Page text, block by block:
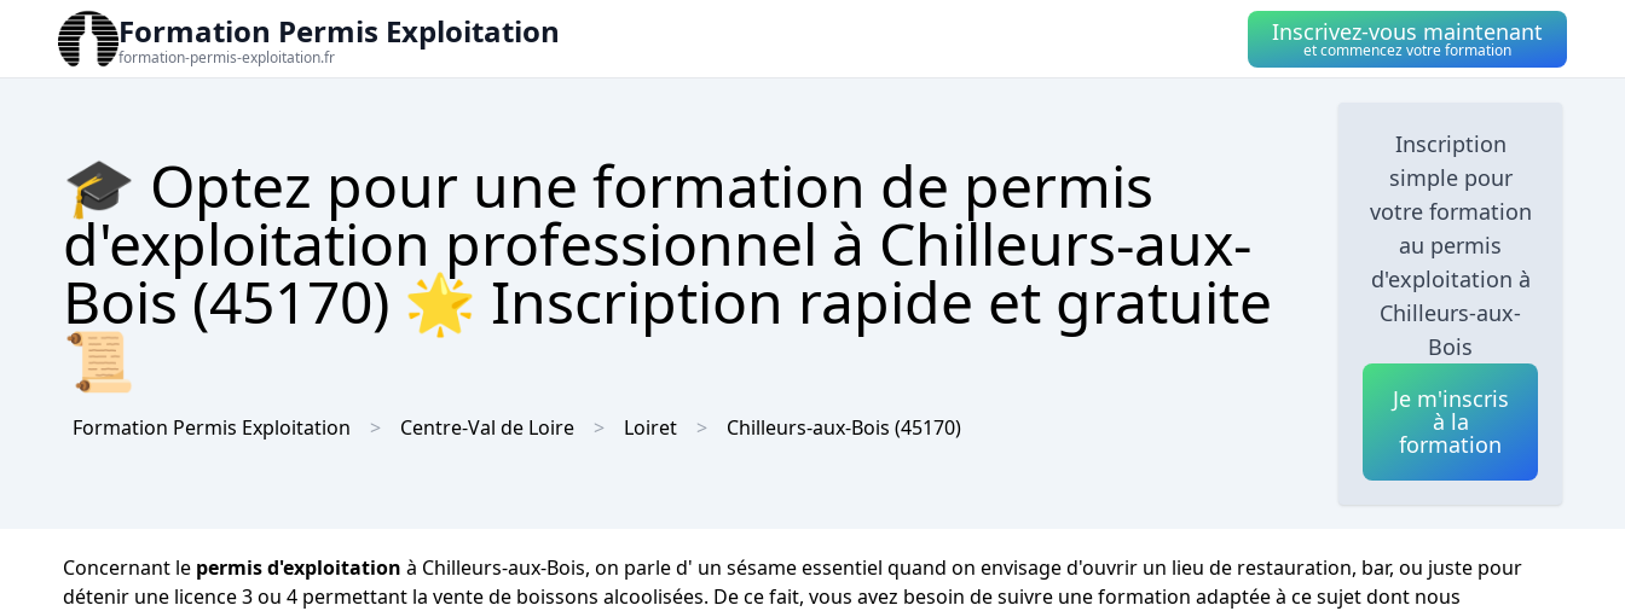
Formation Permis Exploitation
formation-permis-exploitation.fr
Inscrivez-vous maintenant
et commencez votre formation
🎓 Optez pour une formation de permis
d'exploitation professionnel à Chilleurs-aux-
Bois (45170) 🌟 Inscription rapide et gratuite
📜
Formation Permis Exploitation Centre-Val de Loire Loiret Chilleurs-aux-Bois (45170)
Inscription
simple pour
votre formation
au permis
d'exploitation à
Chilleurs-aux-
Bois
Je m'inscris
à la
formation
Concernant le permis d'exploitation à Chilleurs-aux-Bois, on parle d' un sésame essentiel quand on envisage d'ouvrir un lieu de restauration, bar, ou juste pour
détenir une licence 3 ou 4 permettant la vente de boissons alcoolisées. De ce fait, vous avez besoin de suivre une formation adaptée à ce sujet dont nous